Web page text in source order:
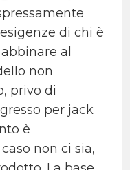
di chi è
al
non
privo di
per jack
è
non ci sia,